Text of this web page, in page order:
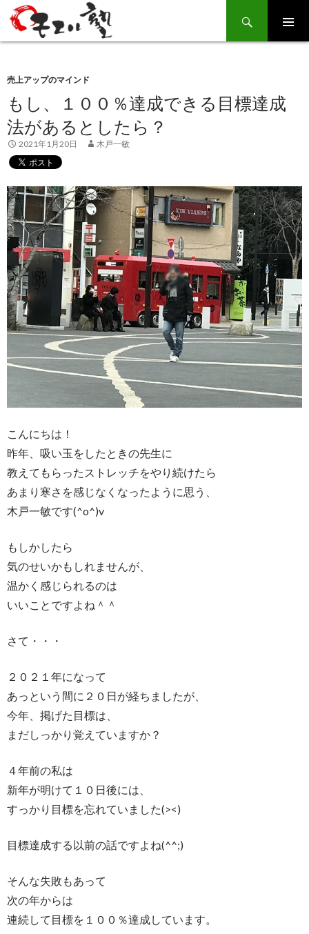
Search
SKIP
TO
売上アップのマインド
もし、１００％達成できる目標達成
法があるとしたら？
2021年1月20日 木戸一敏
こんにちは！
昨年、吸い玉をしたときの先生に
教えてもらったストレッチをやり続けたら
あまり寒さを感じなくなったように思う、
木戸一敏です(^o^)v
もしかしたら
気のせいかもしれませんが、
温かく感じられるのは
いいことですよね＾＾
さて・・・
２０２１年になって
あっという間に２０日が経ちましたが、
今年、掲げた目標は、
まだしっかり覚えていますか？
４年前の私は
新年が明けて１０日後には、
すっかり目標を忘れていました(><)
目標達成する以前の話ですよね(^^;)
そんな失敗もあって
次の年からは
連続して目標を１００％達成しています。